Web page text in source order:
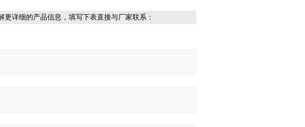
更详细的产品信息，填写下表直接与厂家联系：